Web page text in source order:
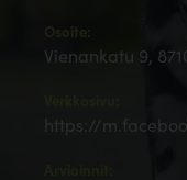
Osoite:
Vienankatu 9,
https://